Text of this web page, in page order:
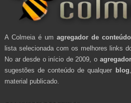
A Colmeia é um agregador de conteúdo
lista selecionada com os melhores links
No ar desde o início de 2009, o
sugestões de conteúdo de qualquer blog
material publicado.